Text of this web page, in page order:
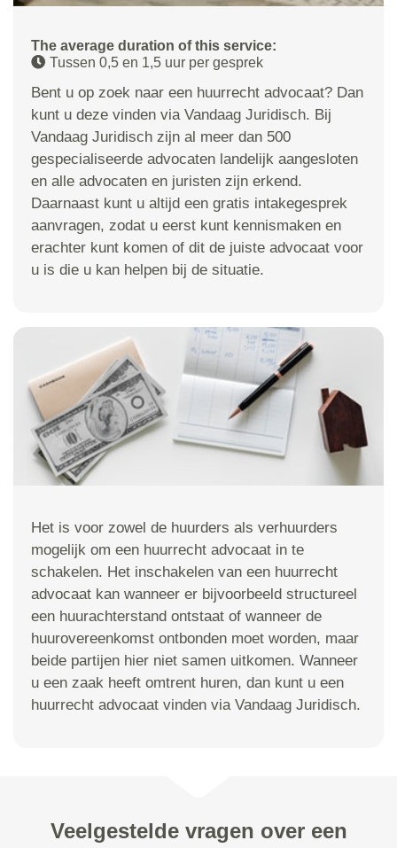
The average duration of this service:
Tussen 0,5 en 1,5 uur per gesprek
Bent u op zoek naar een huurrecht advocaat? Dan
kunt u deze vinden via Vandaag Juridisch. Bij
Vandaag Juridisch zijn al meer dan 500
gespecialiseerde advocaten landelijk aangesloten
en alle advocaten en juristen zijn erkend.
Daarnaast kunt u altijd een gratis intakegesprek
aanvragen, zodat u eerst kunt kennismaken en
erachter kunt komen of dit de juiste advocaat voor
u is die u kan helpen bij de situatie.
Het is voor zowel de huurders als verhuurders
mogelijk om een huurrecht advocaat in te
schakelen. Het inschakelen van een huurrecht
advocaat kan wanneer er bijvoorbeeld structureel
een huurachterstand ontstaat of wanneer de
huurovereenkomst ontbonden moet worden, maar
beide partijen hier niet samen uitkomen. Wanneer
u een zaak heeft omtrent huren, dan kunt u een
huurrecht advocaat vinden via Vandaag Juridisch.
Veelgestelde vragen over een